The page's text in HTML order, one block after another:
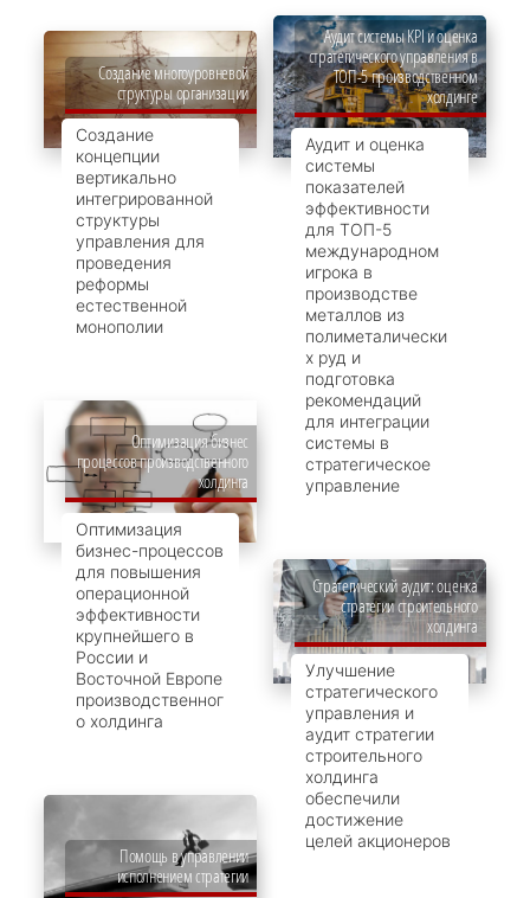
Аудит системы KPI и оценка
стратегического управления в
ТОП-5 производственном
холдинге
Аудит и оценка
системы
показателей
эффективности
для ТОП-5
международном
игрока в
производстве
металлов из
полиметалически
х руд и
подготовка
рекомендаций
для интеграции
системы в
стратегическое
управление
Создание многоуровневой
структуры организации
Создание
концепции
вертикально
интегрированной
структуры
управления для
проведения
реформы
естественной
монополии
Оптимизация бизнес
процессов производственного
холдинга
Оптимизация
бизнес-процессов
для повышения
операционной
эффективности
крупнейшего в
России и
Восточной Европе
производственног
о холдинга
Стратегический аудит: оценка
стратегии строительного
холдинга
Улучшение
стратегического
управления и
аудит стратегии
строительного
холдинга
обеспечили
достижение
целей акционеров
Помощь в управлении
исполнением стратегии